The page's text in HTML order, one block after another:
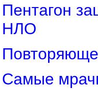
Пентагон
НЛО
Самые